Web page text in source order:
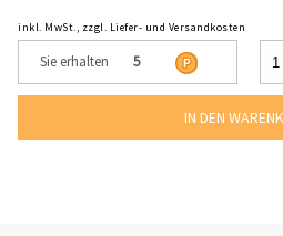
inkl. MwSt., zzgl. Liefer- und Versandkosten
Sie erhalten 5